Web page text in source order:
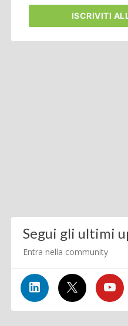
ISCRIVITI
Segui gli ultimi
Entra nella community